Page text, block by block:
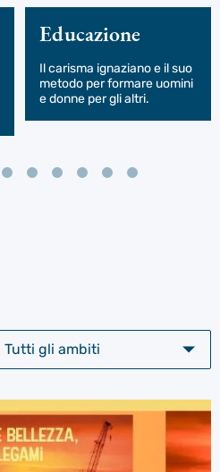
Educazione
Il carisma ignaziano e il suo
metodo per formare uomini
e donne per gli altri.